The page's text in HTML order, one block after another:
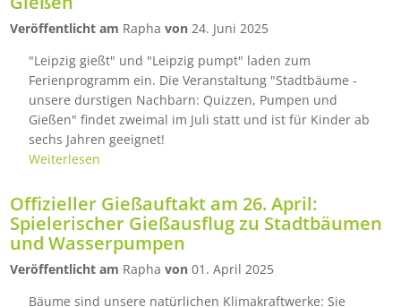
Veröffentlicht am Rapha von 24. Juni 2025
"Leipzig gießt" und "Leipzig pumpt" laden zum
Ferienprogramm ein. Die Veranstaltung "Stadtbäume -
unsere durstigen Nachbarn: Quizzen, Pumpen und
Gießen" findet zweimal im Juli statt und ist für Kinder ab
sechs Jahren geeignet!
Weiterlesen
Offizieller Gießauftakt am 26. April:
Spielerischer Gießausflug zu Stadtbäumen
und Wasserpumpen
Veröffentlicht am Rapha von 01. April 2025
Bäume sind unsere natürlichen Klimakraftwerke: Sie